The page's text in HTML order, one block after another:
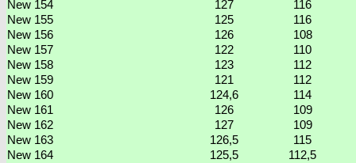
New 154
127
116
New 155
125
116
New 156
126
108
New 157
122
110
New 158
123
112
New 159
121
112
New 160
124,6
114
New 161
126
109
New 162
127
109
New 163
126,5
115
New 164
125,5
112,5